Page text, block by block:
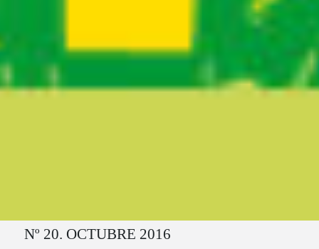
Ruta del sitio
Nº 20. OCTUBRE 2016